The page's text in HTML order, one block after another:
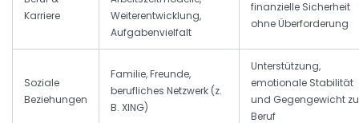
Karriere
Weiterentwicklung,
Aufgabenvielfalt
finanzielle Sicherheit
ohne Überforderung
Soziale
Beziehungen
Familie, Freunde,
berufliches Netzwerk (z.
B. XING)
Unterstützung,
emotionale Stabilität
und Gegengewicht
Beruf